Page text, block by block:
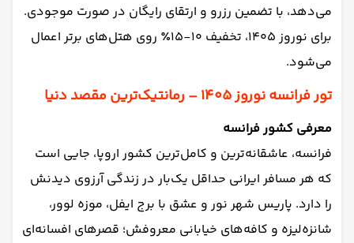
می‌دهد، با تضمین رزرو و ارتقای رایگان در صورت موجودی.
برای نوروز ۱۴۰۵، تخفیف ۱۰-۱۵٪ روی هتل‌های برتر اعمال
می‌شود.
تور فرانسه نوروز ۱۴۰۵ – رمانتیک‌ترین مقصد دنیا
معرفی کشور فرانسه
فرانسه، عاشقانه‌ترین و کامل‌ترین کشور اروپا، جایی است
که هر مسافر ایرانی حداقل یک‌بار در زندگی آرزوی دیدنش
را دارد. پاریس شهر نور و عشق با برج ایفل، موزه لوور،
شانزه‌لیزه و کافه‌های خیابانی معروفش؛ قصرهای افسانه‌ای